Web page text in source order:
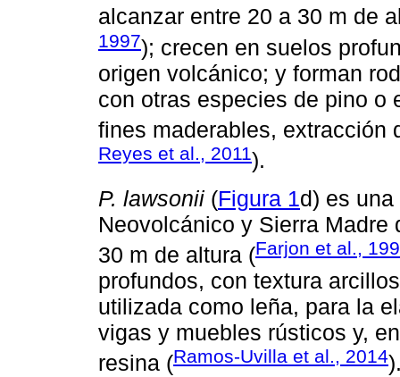
alcanzar entre 20 a 30 m de
1997); crecen en suelos
origen volcánico; y forman
con otras especies de pino o
fines maderables, extracción
Reyes et al., 2011).
P. lawsonii (Figura 1d) es
Neovolcánico y Sierra
30 m de altura (Farjon et al.,
profundos, con textura
utilizada como leña, para la
vigas y muebles rústicos y,
resina (Ramos-Uvilla et al., 2014